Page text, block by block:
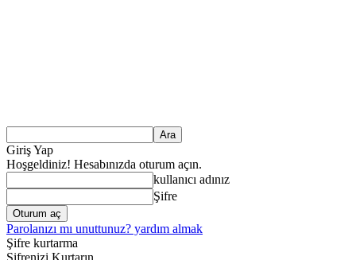
Giriş Yap
Hoşgeldiniz! Hesabınızda oturum açın.
kullanıcı adınız
Şifre
Parolanızı mı unuttunuz? yardım almak
Şifre kurtarma
Şifrenizi Kurtarın